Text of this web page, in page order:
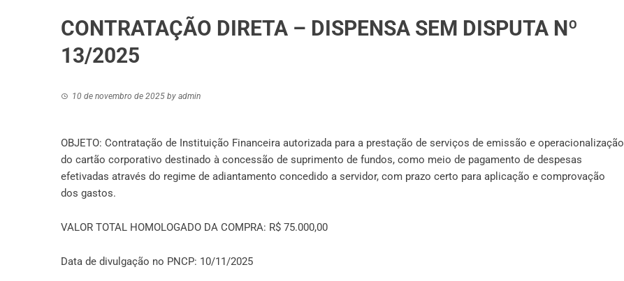
CONTRATAÇÃO DIRETA – DISPENSA SEM DISPUTA Nº
13/2025
10 de novembro de 2025 by admin
OBJETO: Contratação de Instituição Financeira autorizada para a prestação de serviços de emissão e operacionalização
do cartão corporativo destinado à concessão de suprimento de fundos, como meio de pagamento de despesas
efetivadas através do regime de adiantamento concedido a servidor, com prazo certo para aplicação e comprovação
dos gastos.
VALOR TOTAL HOMOLOGADO DA COMPRA: R$ 75.000,00
Data de divulgação no PNCP: 10/11/2025